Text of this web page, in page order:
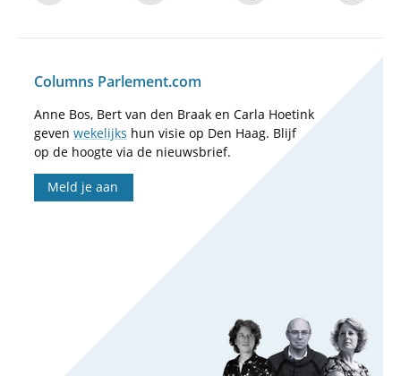
Columns Parlement.com
Anne Bos, Bert van den Braak en Carla Hoetink
geven wekelijks hun visie op Den Haag. Blijf
op de hoogte via de nieuwsbrief.
Meld je aan